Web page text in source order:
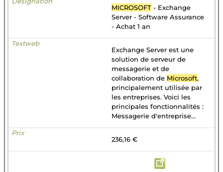
MICROSOFT - Exchange
Server - Software Assurance
- Achat 1 an
Exchange Server est une
solution de serveur de
messagerie et de
collaboration de Microsoft,
principalement utilisée par
les entreprises. Voici les
principales fonctionnalités :
Messagerie d'entreprise...
236,16 €